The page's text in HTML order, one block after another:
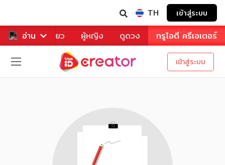
TH เข้าสู่ระบบ
อ่าน
หาร ท่องเที่ยว ผู้หญิง ดูดวง ทรูไอดี ครีเอเตอร์
เข้าสู่ระบบ